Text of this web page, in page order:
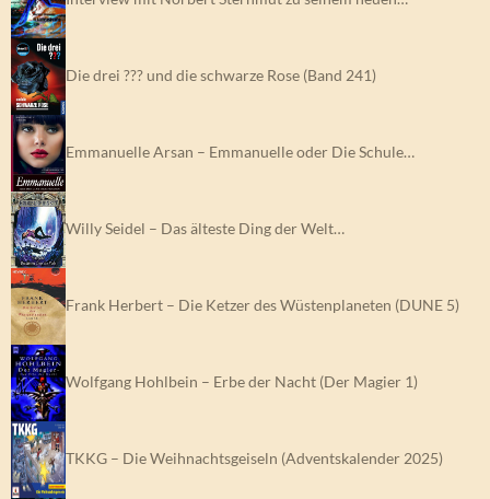
Die drei ??? und die schwarze Rose (Band 241)
Emmanuelle Arsan – Emmanuelle oder Die Schule…
Willy Seidel – Das älteste Ding der Welt…
Frank Herbert – Die Ketzer des Wüstenplaneten (DUNE 5)
Wolfgang Hohlbein – Erbe der Nacht (Der Magier 1)
TKKG – Die Weihnachtsgeiseln (Adventskalender 2025)